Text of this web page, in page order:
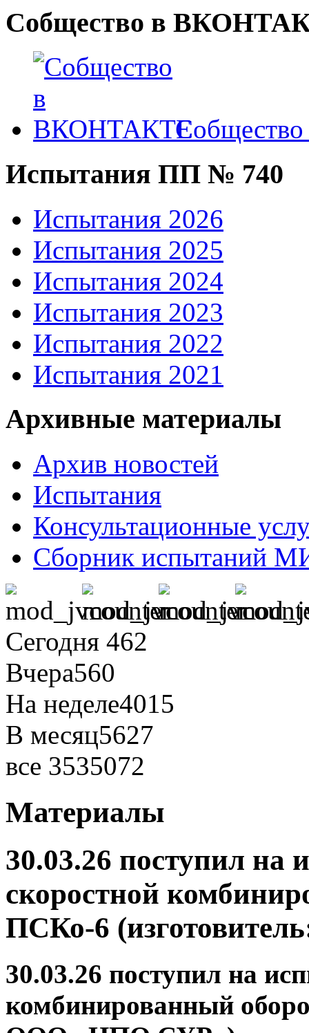
Собщество в
Испытания ПП № 740
Испытания 2026
Испытания 2025
Испытания 2024
Испытания 2023
Испытания 2022
Испытания 2021
Архивные материалы
Архив новостей
Испытания
Консультационные
Сборник испытаний
Сегодня 462
Вчера560
На неделе4015
В месяц5627
все 3535072
Материалы
30.03.26 поступил на
скоростной
ПСКо-6
30.03.26 поступил на
комбинированный